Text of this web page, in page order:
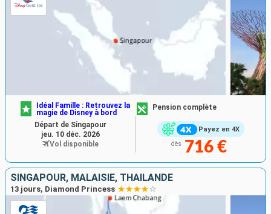
Payez en 4X
Idéal Famille : Retrouvez la
magie de Disney à bord
Pension complète
dès 716 €
Départ de Singapour
jeu. 10 déc. 2026
Vol disponible
SINGAPOUR, MALAISIE, THAÏLANDE
13 jours, Diamond Princess